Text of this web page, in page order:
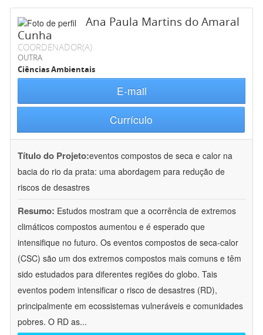
Ana Paula Martins do Amaral
Cunha
COORDENADOR(A)
OUTRA
Ciências Ambientais
E-mail
Currículo
Título do Projeto:eventos compostos de seca e calor na
bacia do rio da prata: uma abordagem para redução de
riscos de desastres
Resumo: Estudos mostram que a ocorrência de extremos
climáticos compostos aumentou e é esperado que
intensifique no futuro. Os eventos compostos de seca-calor
(CSC) são um dos extremos compostos mais comuns e têm
sido estudados para diferentes regiões do globo. Tais
eventos podem intensificar o risco de desastres (RD),
principalmente em ecossistemas vulneráveis e comunidades
pobres. O RD as...